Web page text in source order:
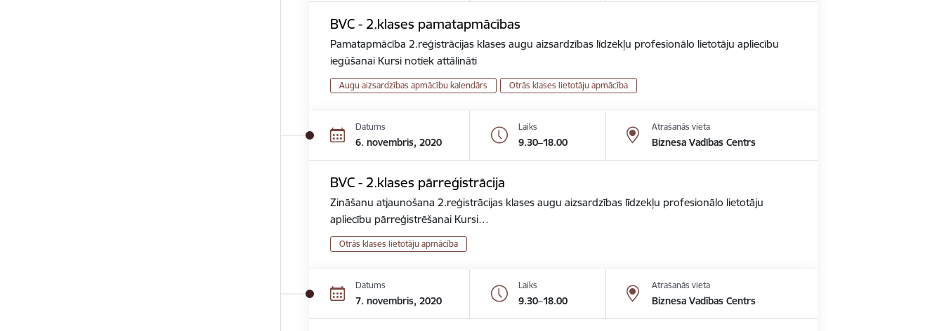
BVC - 2.klases pamatapmācības
Pamatapmācība 2.reģistrācijas klases augu aizsardzības līdzekļu profesionālo lietotāju apliecību
iegūšanai Kursi notiek attālināti
Augu aizsardzības apmācību kalendārs Otrās klases lietotāju apmācība
Datums
6. novembris, 2020
Laiks
9.30–18.00
Atrašanās vieta
Biznesa Vadības Centrs
BVC - 2.klases pārreģistrācija
Zināšanu atjaunošana 2.reģistrācijas klases augu aizsardzības līdzekļu profesionālo lietotāju
apliecību pārreģistrēšanai Kursi…
Otrās klases lietotāju apmācība
Datums
7. novembris, 2020
Laiks
9.30–18.00
Atrašanās vieta
Biznesa Vadības Centrs